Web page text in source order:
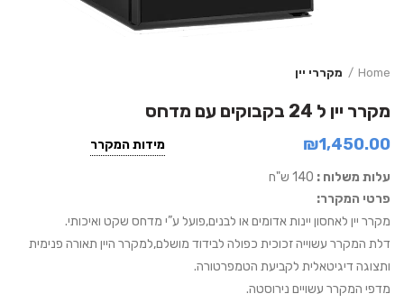
Home מקררי יין
מקרר יין ל 24 בקבוקים עם מדחס
מידות המקרר ₪1,450.00
עלות משלוח : 140 ש"ח
פרטי המקרר:
מקרר יין לאחסון יינות אדומים או לבנים,פועל ע”י מדחס שקט ואיכותי.
דלת המקרר עשוייה זכוכית כפולה לבידוד מושלם,למקרר היין תאורה פנימית
ותצוגה דיגיטאלית לקביעת הטמפרטורה.
מדפי המקרר עשויים נירוסטה.